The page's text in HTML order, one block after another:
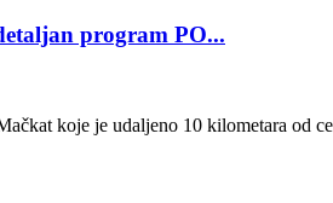
program PO...
koje je udaljeno 10 kilometara od